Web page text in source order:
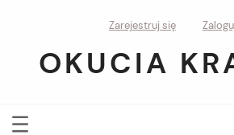
Zarejestruj się
OKUCIA